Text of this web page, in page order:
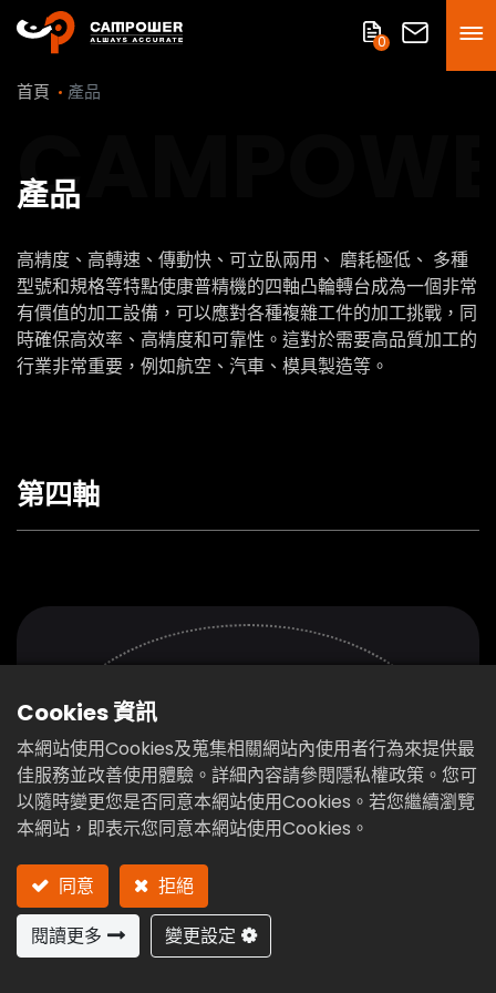
0
首頁 產品
產品
高精度、高轉速、傳動快、可立臥兩用、 磨耗極低、 多種
型號和規格等特點使康普精機的四軸凸輪轉台成為一個非常
有價值的加工設備，可以應對各種複雜工件的加工挑戰，同
時確保高效率、高精度和可靠性。這對於需要高品質加工的
行業非常重要，例如航空、汽車、模具製造等。​
第四軸
Cookies 資訊
本網站使用Cookies及蒐集相關網站內使用者行為來提供最
佳服務並改善使用體驗。詳細內容請參閱隱私權政策。您可
以隨時變更您是否同意本網站使用Cookies。若您繼續瀏覽
本網站，即表示您同意本網站使用Cookies。
同意
拒絕
閱讀更多
變更設定